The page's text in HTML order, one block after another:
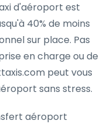
d'aéroport est
40% de moins
sur place. Pas
en charge ou de
peut vous
sans stress.
aéroport